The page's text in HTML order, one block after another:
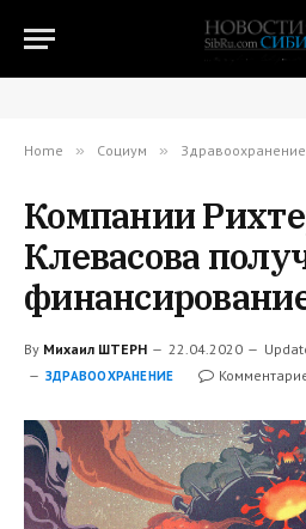
Home » Социум » Здравоохранение
Компании
Клевасова
By Михаил ШТЕРН 22.04.2020
ЗДРАВООХРАНЕНИЕ